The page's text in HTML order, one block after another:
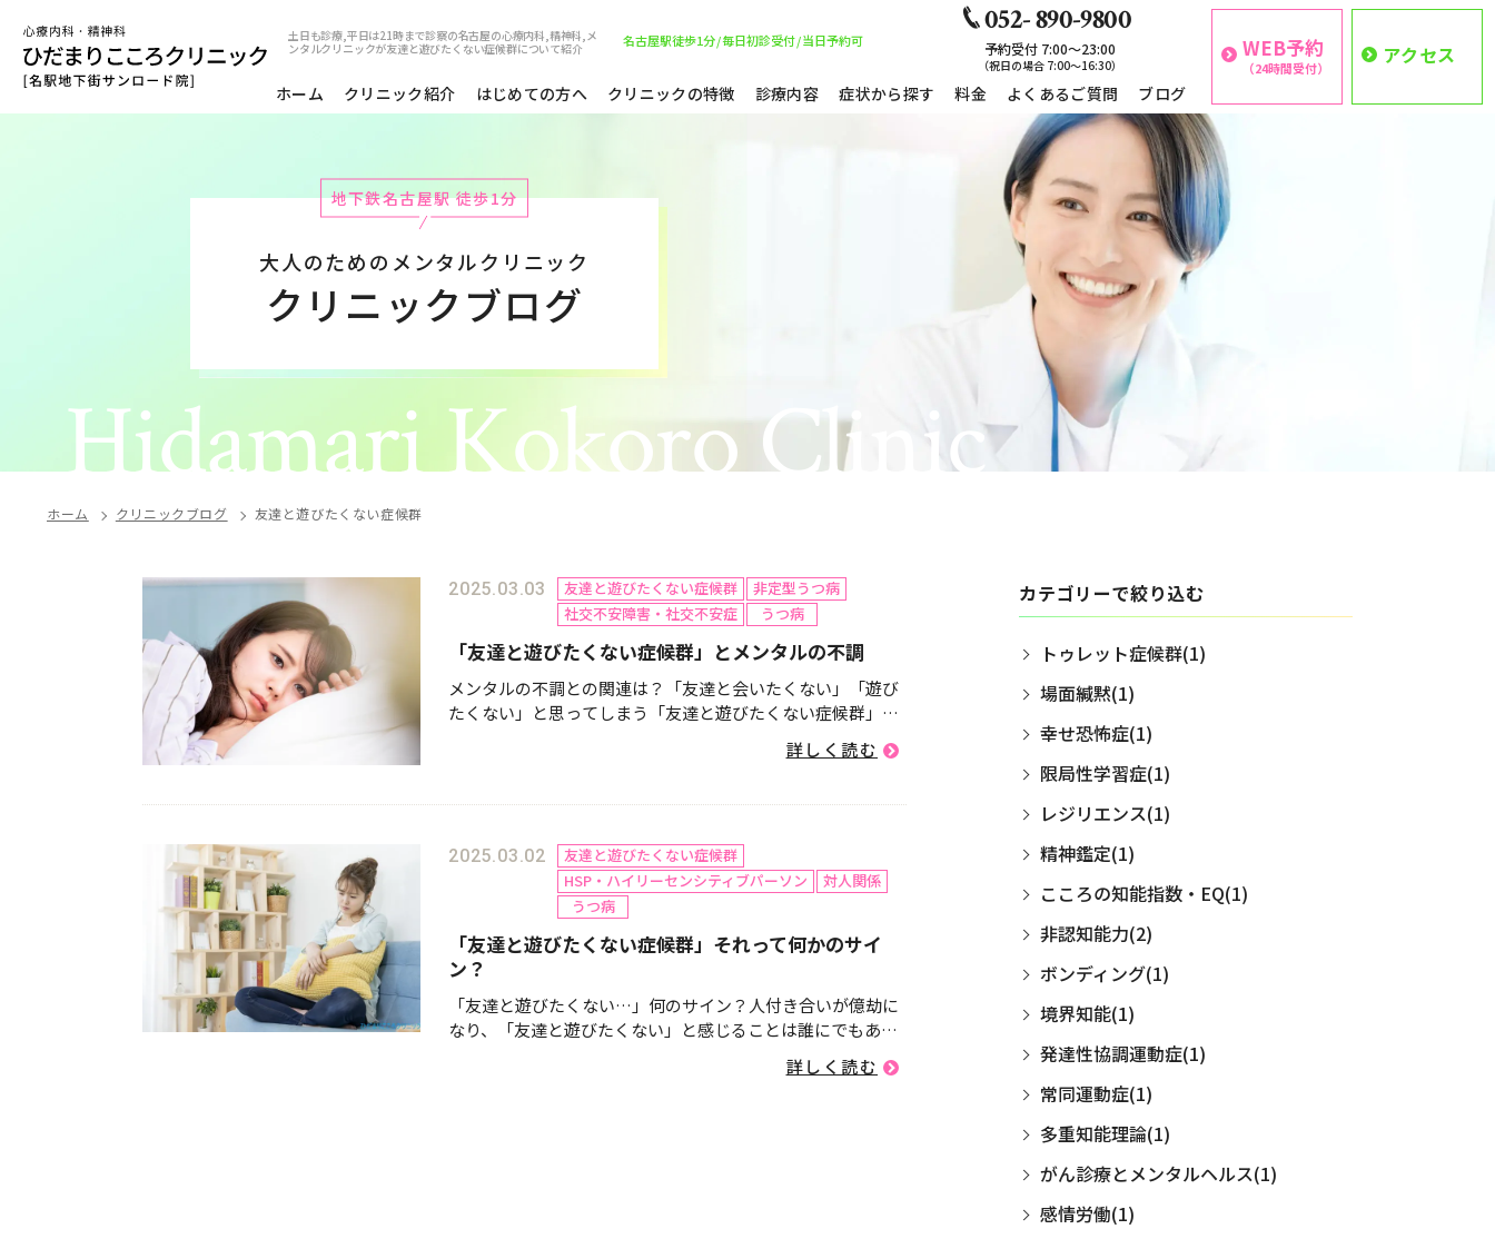
土日も診療,平日は21時まで診察の名古屋の心療内科,精神科,メ
ンタルクリニックが友達と遊びたくない症候群について紹介
名古屋駅徒歩1分/毎日初診受付/当日予約可
052- 890-9800
予約受付 7:00〜23:00
（祝日の場合 7:00〜16:30）
ホーム クリニック紹介 はじめての方へ クリニックの特徴 診療内容 症状から探す 料金 よくあるご質問 ブログ
WEB予約
（24時間受付） アクセス
地下鉄名古屋駅 徒歩1分
大人のためのメンタルクリニック
クリニックブログ
Hidamari Kokoro Clinic
ホーム クリニックブログ 友達と遊びたくない症候群
2025.03.03 友達と遊びたくない症候群
非定型うつ病
社交不安障害・社交不安症
うつ病
「友達と遊びたくない症候群」とメンタルの不調
メンタルの不調との関連は？「友達と会いたくない」「遊び
たくない」と思ってしまう「友達と遊びたくない症候群」に
は、さまざまな理由があります。「友達と遊びたくない症候
群」という正式な病名はありませんが、心理的な状態として
詳しく読む
2025.03.02
友達と遊びたくない症候群
HSP・ハイリーセンシティブパーソン
対人関係
うつ病
「友達と遊びたくない症候群」それって何かのサイ
ン？
「友達と遊びたくない…」何のサイン？人付き合いが億劫に
なり、「友達と遊びたくない」と感じることは誰にでもあり
ます。しかし、それが長期間続いたり、以前は楽しかったは
ずの交流まで苦痛に感じたりする場合、それは「友達と遊び
詳しく読む
カテゴリーで絞り込む
トゥレット症候群(1)
場面緘黙(1)
幸せ恐怖症(1)
限局性学習症(1)
レジリエンス(1)
精神鑑定(1)
こころの知能指数・EQ(1)
非認知能力(2)
ボンディング(1)
境界知能(1)
発達性協調運動症(1)
常同運動症(1)
多重知能理論(1)
がん診療とメンタルヘルス(1)
感情労働(1)